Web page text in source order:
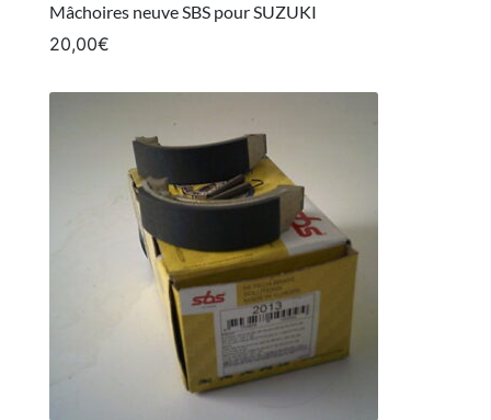
Mâchoires neuve SBS pour SUZUKI
20,00€